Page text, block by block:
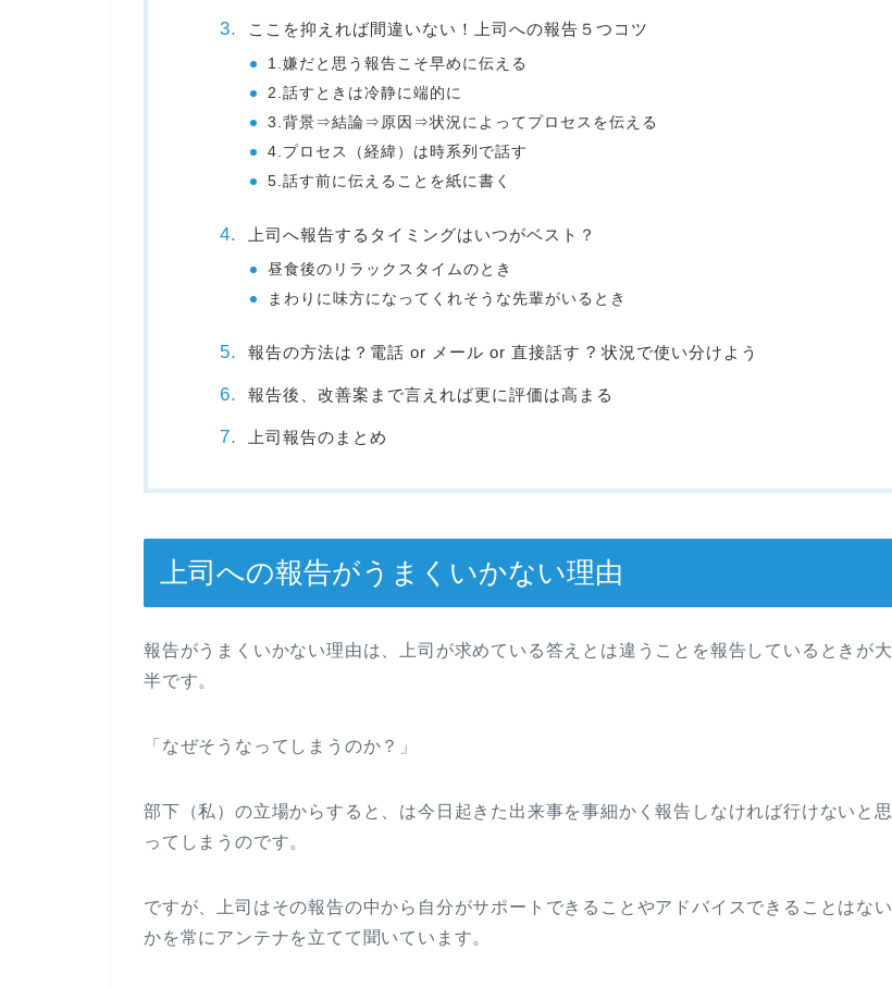
ここを抑えれば間違いない！上司への報告５つコツ
1.嫌だと思う報告こそ早めに伝える
2.話すときは冷静に端的に
3.背景⇒結論⇒原因⇒状況によってプロセスを伝える
4.プロセス（経緯）は時系列で話す
5.話す前に伝えることを紙に書く
上司へ報告するタイミングはいつがベスト？
昼食後のリラックスタイムのとき
まわりに味方になってくれそうな先輩がいるとき
報告の方法は？電話 or メール or 直接話す ? 状況で使い分けよう
報告後、改善案まで言えれば更に評価は高まる
上司報告のまとめ
上司への報告がうまくいかない理由
報告がうまくいかない理由は、上司が求めている答えとは違うことを報告しているときが大
半です。
「なぜそうなってしまうのか？」
部下（私）の立場からすると、は今日起きた出来事を事細かく報告しなければ行けないと思
ってしまうのです。
ですが、上司はその報告の中から自分がサポートできることやアドバイスできることはない
かを常にアンテナを立てて聞いています。